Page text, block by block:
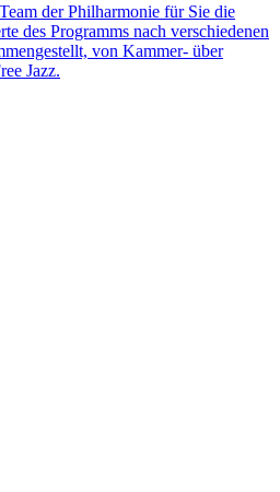
der Philharmonie für Sie die
des Programms nach verschiedenen
von Kammer- über
Jazz.